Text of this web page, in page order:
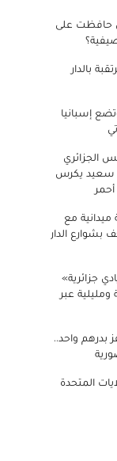
حافظت على
بالدار
إسبانيا
الجزائري
سعيد يكرس
مع
بشوارع الدار
جزائرية»
عبر
بدرهم واحد..
المتحدة